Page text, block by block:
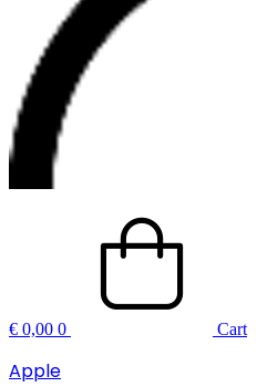
€ 0,00 0 Cart
Apple